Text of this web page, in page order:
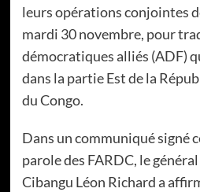
leurs opérations conjointes
mardi 30 novembre, pour
démocratiques alliés (ADF)
dans la partie Est de la
du Congo.
Dans un communiqué signé
parole des FARDC, le
Cibangu Léon Richard a